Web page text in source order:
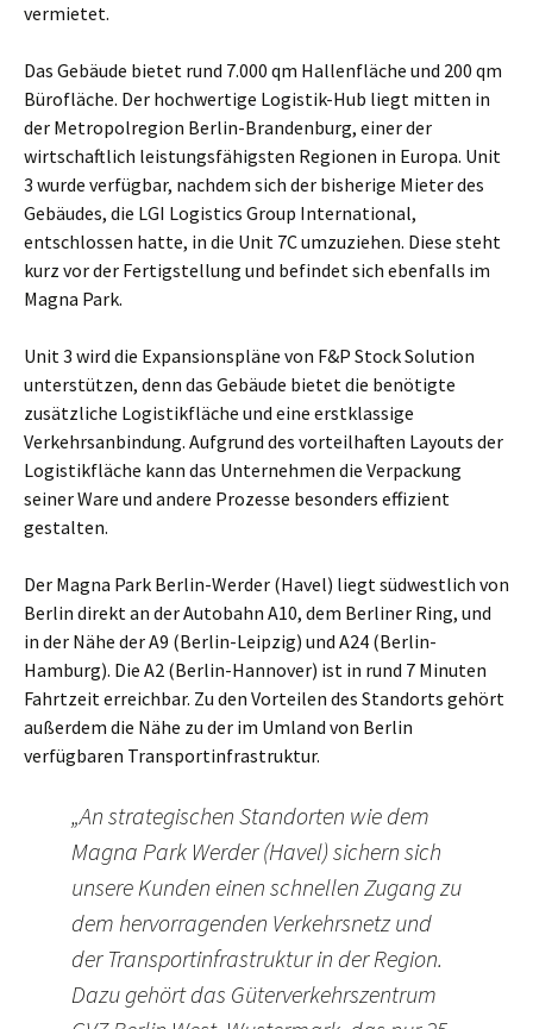
vermietet.
Das Gebäude bietet rund 7.000 qm Hallenfläche und 200 qm
Bürofläche. Der hochwertige Logistik-Hub liegt mitten in
der Metropolregion Berlin-Brandenburg, einer der
wirtschaftlich leistungsfähigsten Regionen in Europa. Unit
3 wurde verfügbar, nachdem sich der bisherige Mieter des
Gebäudes, die LGI Logistics Group International,
entschlossen hatte, in die Unit 7C umzuziehen. Diese steht
kurz vor der Fertigstellung und befindet sich ebenfalls im
Magna Park.
Unit 3 wird die Expansionspläne von F&P Stock Solution
unterstützen, denn das Gebäu­de bietet die benötigte
zusätzliche Logistikfläche und eine erstklassige
Verkehrsanbin­dung. Aufgrund des vorteilhaften Layouts der
Logistikfläche kann das Unternehmen die Verpackung
seiner Ware und andere Prozesse besonders effizient
gestalten.
Der Magna Park Berlin-Werder (Havel) liegt südwestlich von
Berlin direkt an der Auto­bahn A10, dem Berliner Ring, und
in der Nähe der A9 (Berlin-Leipzig) und A24 (Berlin-
Hamburg). Die A2 (Berlin-Hannover) ist in rund 7 Minuten
Fahrtzeit erreichbar. Zu den Vorteilen des Standorts gehört
außerdem die Nähe zu der im Umland von Berlin
verfügbaren Transportinfrastruktur.
„An strategischen Standorten wie dem
Magna Park Werder (Havel) sichern sich
unsere Kunden einen schnellen Zugang zu
dem hervorragenden Verkehrsnetz und
der Transportinfrastruktur in der Region.
Dazu gehört das Güterverkehrs­zentrum